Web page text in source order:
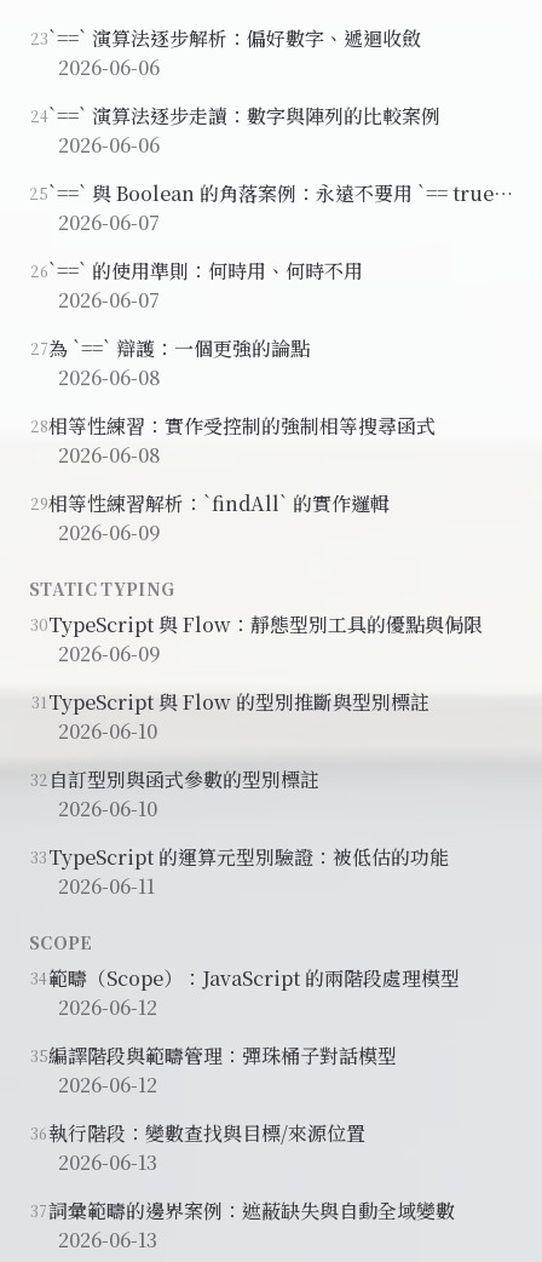
23`==` 演算法逐步解析：偏好數字、遞迴收斂
2026-06-06
24`==` 演算法逐步走讀：數字與陣列的比較案例
2026-06-06
25`==` 與 Boolean 的角落案例：永遠不要用 `== true`
或 `== false`
2026-06-07
26`==` 的使用準則：何時用、何時不用
2026-06-07
27為 `==` 辯護：一個更強的論點
2026-06-08
28相等性練習：實作受控制的強制相等搜尋函式
2026-06-08
29相等性練習解析：`findAll` 的實作邏輯
2026-06-09
STATIC TYPING
30TypeScript 與 Flow：靜態型別工具的優點與侷限
2026-06-09
31 TypeScript 與 Flow 的型別推斷與型別標註
2026-06-10
32 自訂型別與函式參數的型別標註
2026-06-10
33TypeScript 的運算元型別驗證：被低估的功能
2026-06-11
SCOPE
34範疇（Scope）：JavaScript 的兩階段處理模型
2026-06-12
35編譯階段與範疇管理：彈珠桶子對話模型
2026-06-12
36執行階段：變數查找與目標/來源位置
2026-06-13
37詞彙範疇的邊界案例：遮蔽缺失與自動全域變數
2026-06-13